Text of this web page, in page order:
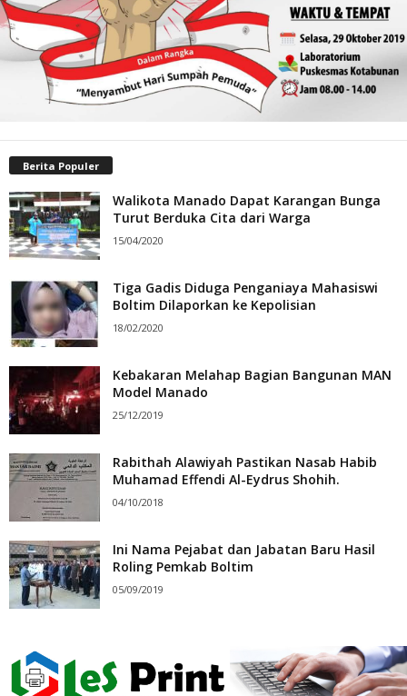
Berita Populer
Walikota Manado Dapat Karangan Bunga
Turut Berduka Cita dari Warga
15/04/2020
Tiga Gadis Diduga Penganiaya Mahasiswi
Boltim Dilaporkan ke Kepolisian
18/02/2020
Kebakaran Melahap Bagian Bangunan MAN
Model Manado
25/12/2019
Rabithah Alawiyah Pastikan Nasab Habib
Muhamad Effendi Al-Eydrus Shohih.
04/10/2018
Ini Nama Pejabat dan Jabatan Baru Hasil
Roling Pemkab Boltim
05/09/2019